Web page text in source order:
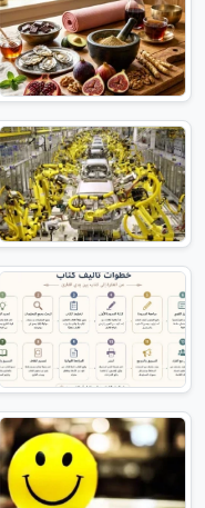
الصحة الإنجابية (الولادة)
مقالات علمية
المقالات العامة